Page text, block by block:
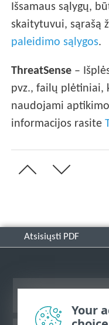
Išsamaus sąlygų,
skaitytuvui, sąrašą
paleidimo sąlygos.
ThreatSense –
pvz., failų plėtiniai,
naudojami
informacijos rasite
Atsisiųsti PDF
Your